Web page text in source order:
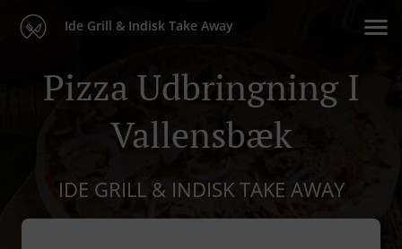
Ide Grill & Indisk Take Away
Pizza Udbringning I
Vallensbæk
IDE GRILL & INDISK TAKE AWAY